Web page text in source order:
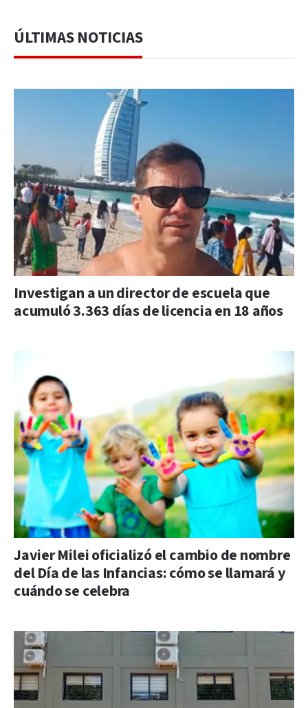
ÚLTIMAS NOTICIAS
Investigan a un director de escuela que
acumuló 3.363 días de licencia en 18 años
Javier Milei oficializó el cambio de nombre
del Día de las Infancias: cómo se llamará y
cuándo se celebra